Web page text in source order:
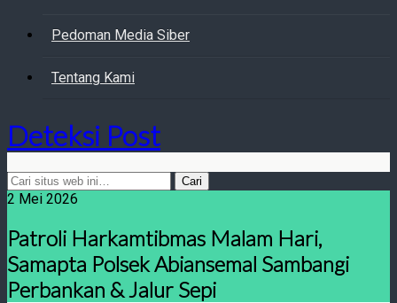
Pedoman Media Siber
Tentang Kami
Deteksi Post
2 Mei 2026
Patroli Harkamtibmas Malam Hari,
Samapta Polsek Abiansemal Sambangi
Perbankan & Jalur Sepi